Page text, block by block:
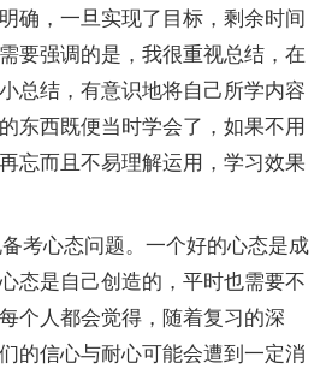
确，一旦实现了目标，剩余时间
要强调的是，我很重视总结，在
总结，有意识地将自己所学内容
东西既便当时学会了，如果不用
忘而且不易理解运用，学习效果
考心态问题。一个好的心态是成
态是自己创造的，平时也需要不
个人都会觉得，随着复习的深
的信心与耐心可能会遭到一定消